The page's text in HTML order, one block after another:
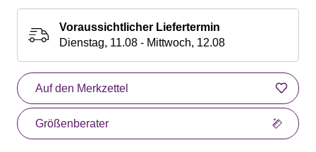
Voraussichtlicher Liefertermin
Dienstag, 11.08 - Mittwoch, 12.08
Auf den Merkzettel
Größenberater